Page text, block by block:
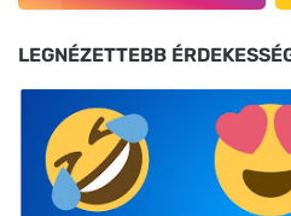
LEGNÉZETTEBB